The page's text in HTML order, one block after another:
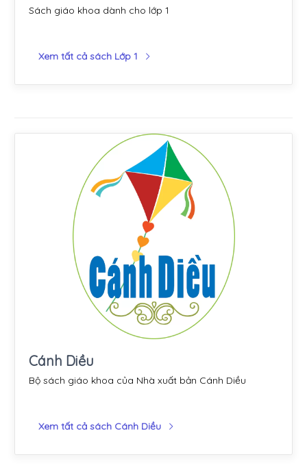
Sách giáo khoa dành cho lớp 1
Xem tất cả sách Lớp 1
Cánh Diều
Bộ sách giáo khoa của Nhà xuất bản Cánh Diều
Xem tất cả sách Cánh Diều